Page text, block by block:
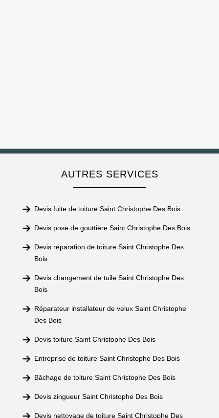
AUTRES SERVICES
Devis fuite de toiture Saint Christophe Des Bois
Devis pose de gouttière Saint Christophe Des Bois
Devis réparation de toiture Saint Christophe Des
Bois
Devis changement de tuile Saint Christophe Des
Bois
Réparateur installateur de velux Saint Christophe
Des Bois
Devis toiture Saint Christophe Des Bois
Entreprise de toiture Saint Christophe Des Bois
Bâchage de toiture Saint Christophe Des Bois
Devis zingueur Saint Christophe Des Bois
Devis nettoyage de toiture Saint Christophe Des